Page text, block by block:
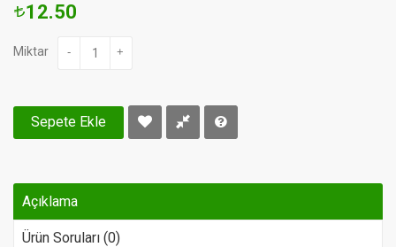
12.50
Miktar - +
Sepete Ekle
Açıklama
Ürün Soruları (0)